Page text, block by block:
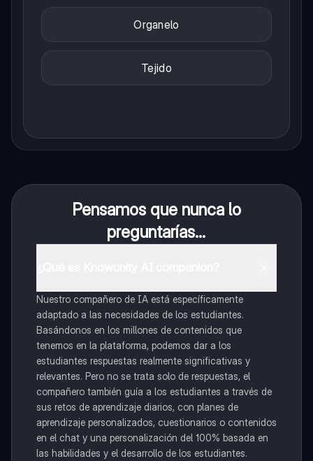
Organelo
Tejido
Pensamos que nunca lo
preguntarías...
Nuestro compañero de IA está específicamente
adaptado a las necesidades de los estudiantes.
Basándonos en los millones de contenidos que
tenemos en la plataforma, podemos dar a los
estudiantes respuestas realmente significativas y
relevantes. Pero no se trata solo de respuestas, el
compañero también guía a los estudiantes a través de
sus retos de aprendizaje diarios, con planes de
aprendizaje personalizados, cuestionarios o contenidos
en el chat y una personalización del 100% basada en
las habilidades y el desarrollo de los estudiantes.